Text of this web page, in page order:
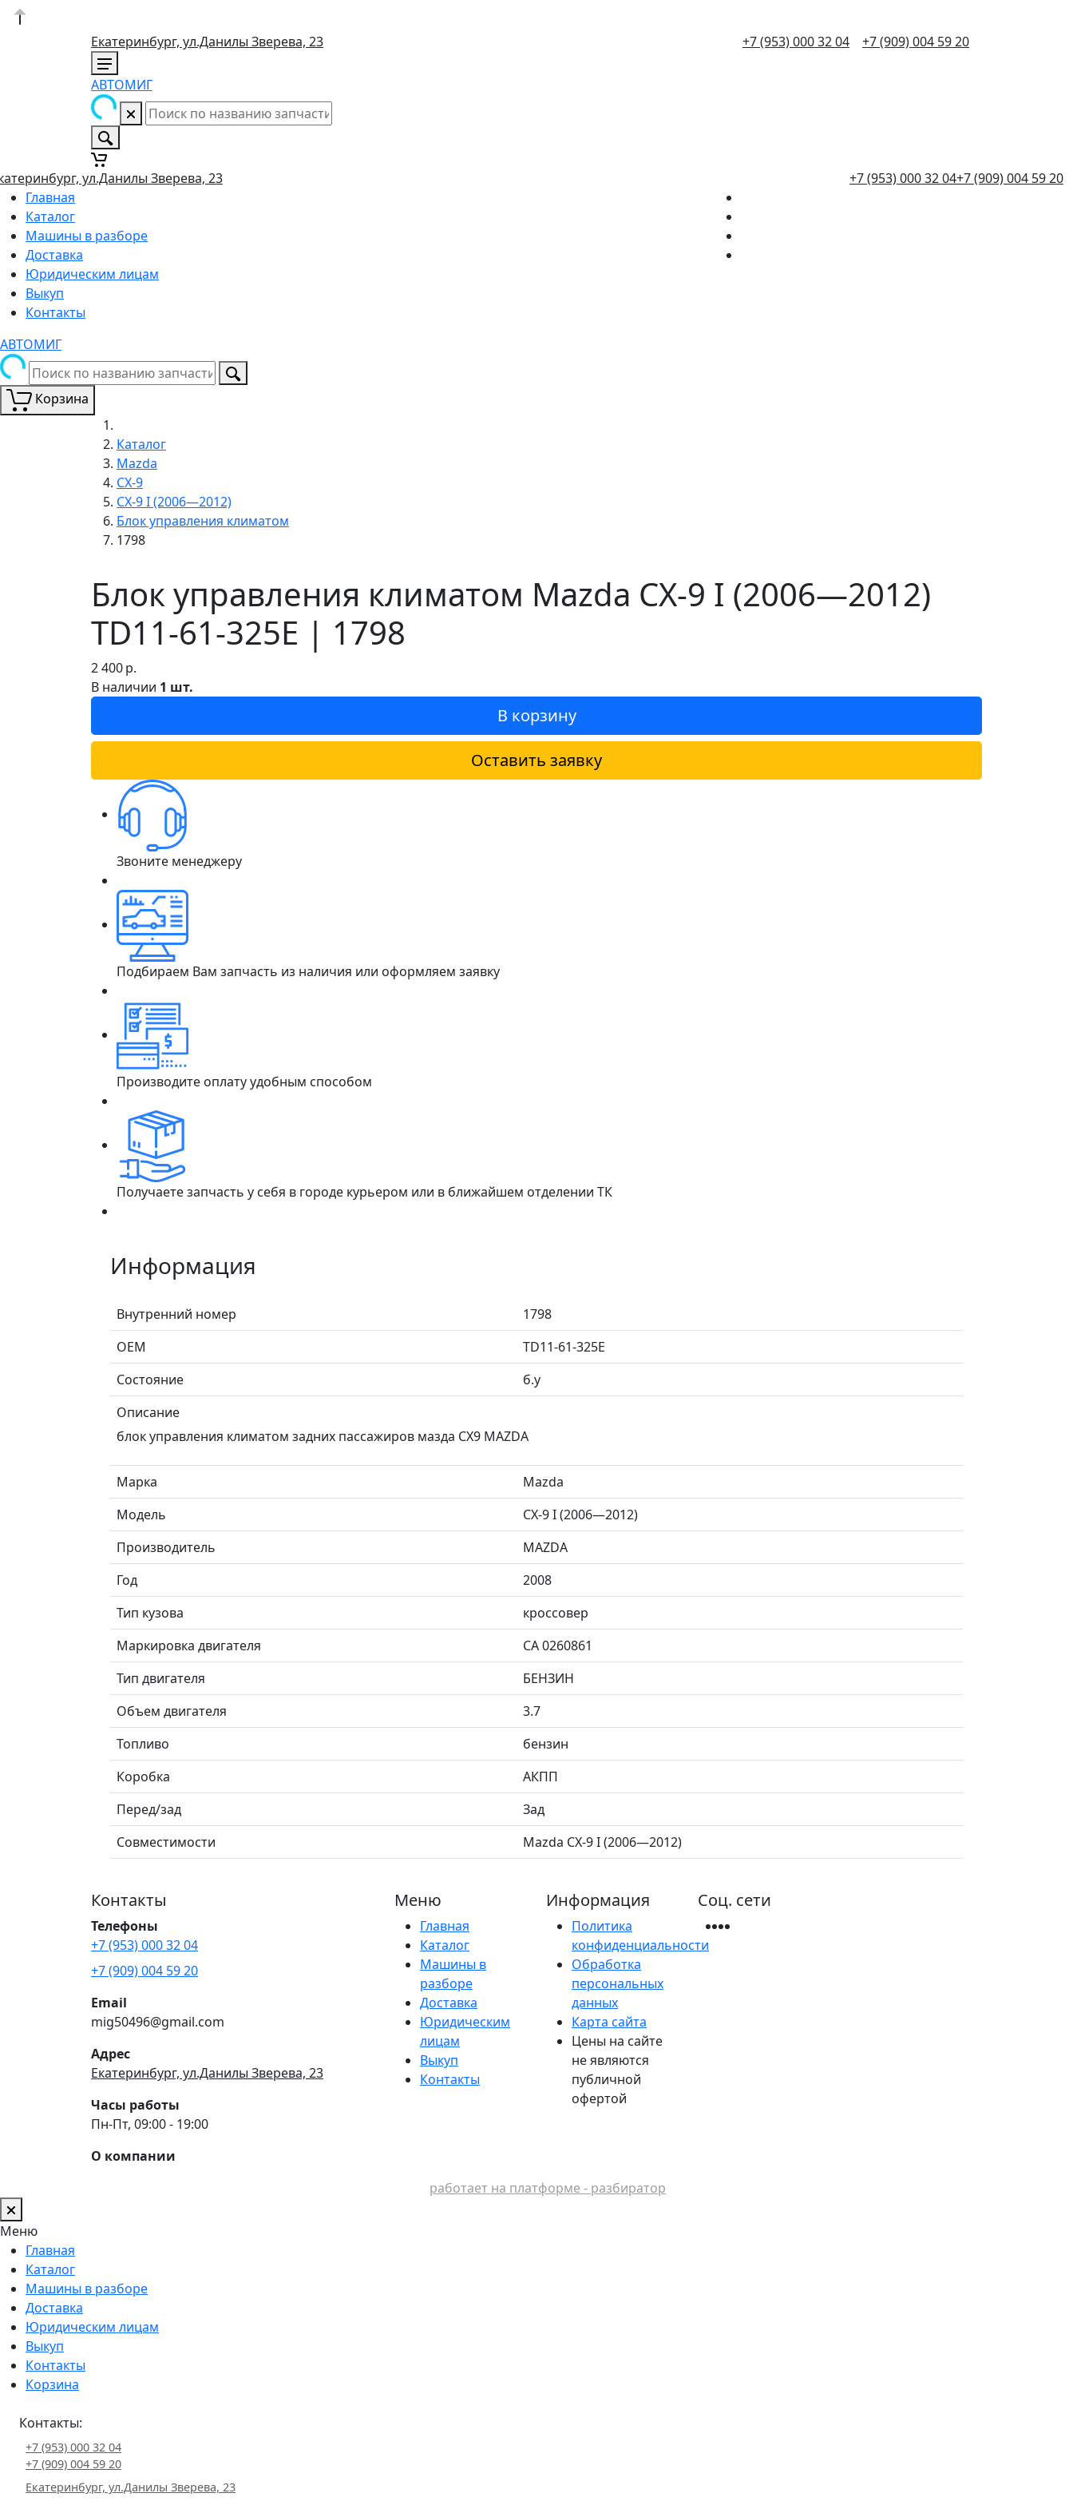
Екатеринбург, ул.Данилы Зверева, 23 +7 (953) 000 32 04 +7 (909) 004 59 20
АВТОМИГ
ул.Данилы Зверева, 23 +7 (953) 000 32 04+7 (909) 004 59 20
Главная
Каталог
Машины в разборе
Доставка
Юридическим лицам
Выкуп
Контакты
АВТОМИГ
Корзина
Каталог
Mazda
CX-9
CX-9 I (2006—2012)
Блок управления климатом
1798
Блок управления климатом Mazda CX-9 I (2006—2012)
TD11-61-325E | 1798
2 400р.
В наличии 1 шт.
В корзину
Оставить заявку
Звоните менеджеру
Подбираем Вам запчасть из наличия или оформляем заявку
Производите оплату удобным способом
Получаете запчасть у себя в городе курьером или в ближайшем отделении ТК
Информация
Внутренний номер
1798
ОЕМ
TD11-61-325E
Состояние
б.у
Описание
блок управления климатом задних пассажиров мазда СХ9 MAZDA
Марка
Mazda
Модель
CX-9 I (2006—2012)
Производитель
MAZDA
Год
2008
Тип кузова
кроссовер
Маркировка двигателя
CA 0260861
Тип двигателя
БЕНЗИН
Объем двигателя
3.7
Топливо
бензин
Коробка
АКПП
Перед/зад
Зад
Совместимости
Mazda CX-9 I (2006—2012)
Контакты
Телефоны
+7 (953) 000 32 04
+7 (909) 004 59 20
Email
mig50496@gmail.com
Адрес
Екатеринбург, ул.Данилы Зверева, 23
Часы работы
Пн-Пт, 09:00 - 19:00
О компании
Меню
Главная
Каталог
Машины в
разборе
Доставка
Юридическим
лицам
Выкуп
Контакты
Информация
Политика
конфиденциальности
Обработка
персональных
данных
Карта сайта
Цены на сайте
не являются
публичной
офертой
Соц. сети
работает на платформе - разбиратор
Меню
Главная
Каталог
Машины в разборе
Доставка
Юридическим лицам
Выкуп
Контакты
Корзина
Контакты:
+7 (953) 000 32 04
+7 (909) 004 59 20
Екатеринбург, ул.Данилы Зверева, 23